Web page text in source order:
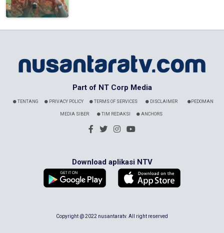
Part of NT Corp Media
TENTANG PRIVACY POLICY TERMS OF SERVICES DISCLAIMER PEDOMAN
MEDIA SIBER TIM REDAKSI ANCHORS
Download aplikasi NTV
Copyright @ 2022 nusantaratv. All right reserved